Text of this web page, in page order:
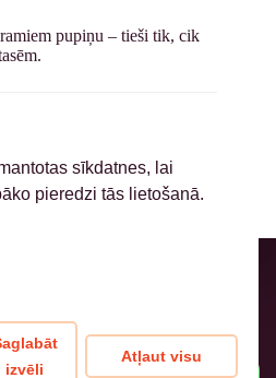
pupiņu – tieši tik, cik
grozam
8, Birznieki, Ādažu novads
sīkdatnes, lai
pieredzi tās lietošanā.
izvēli
Atļaut visu